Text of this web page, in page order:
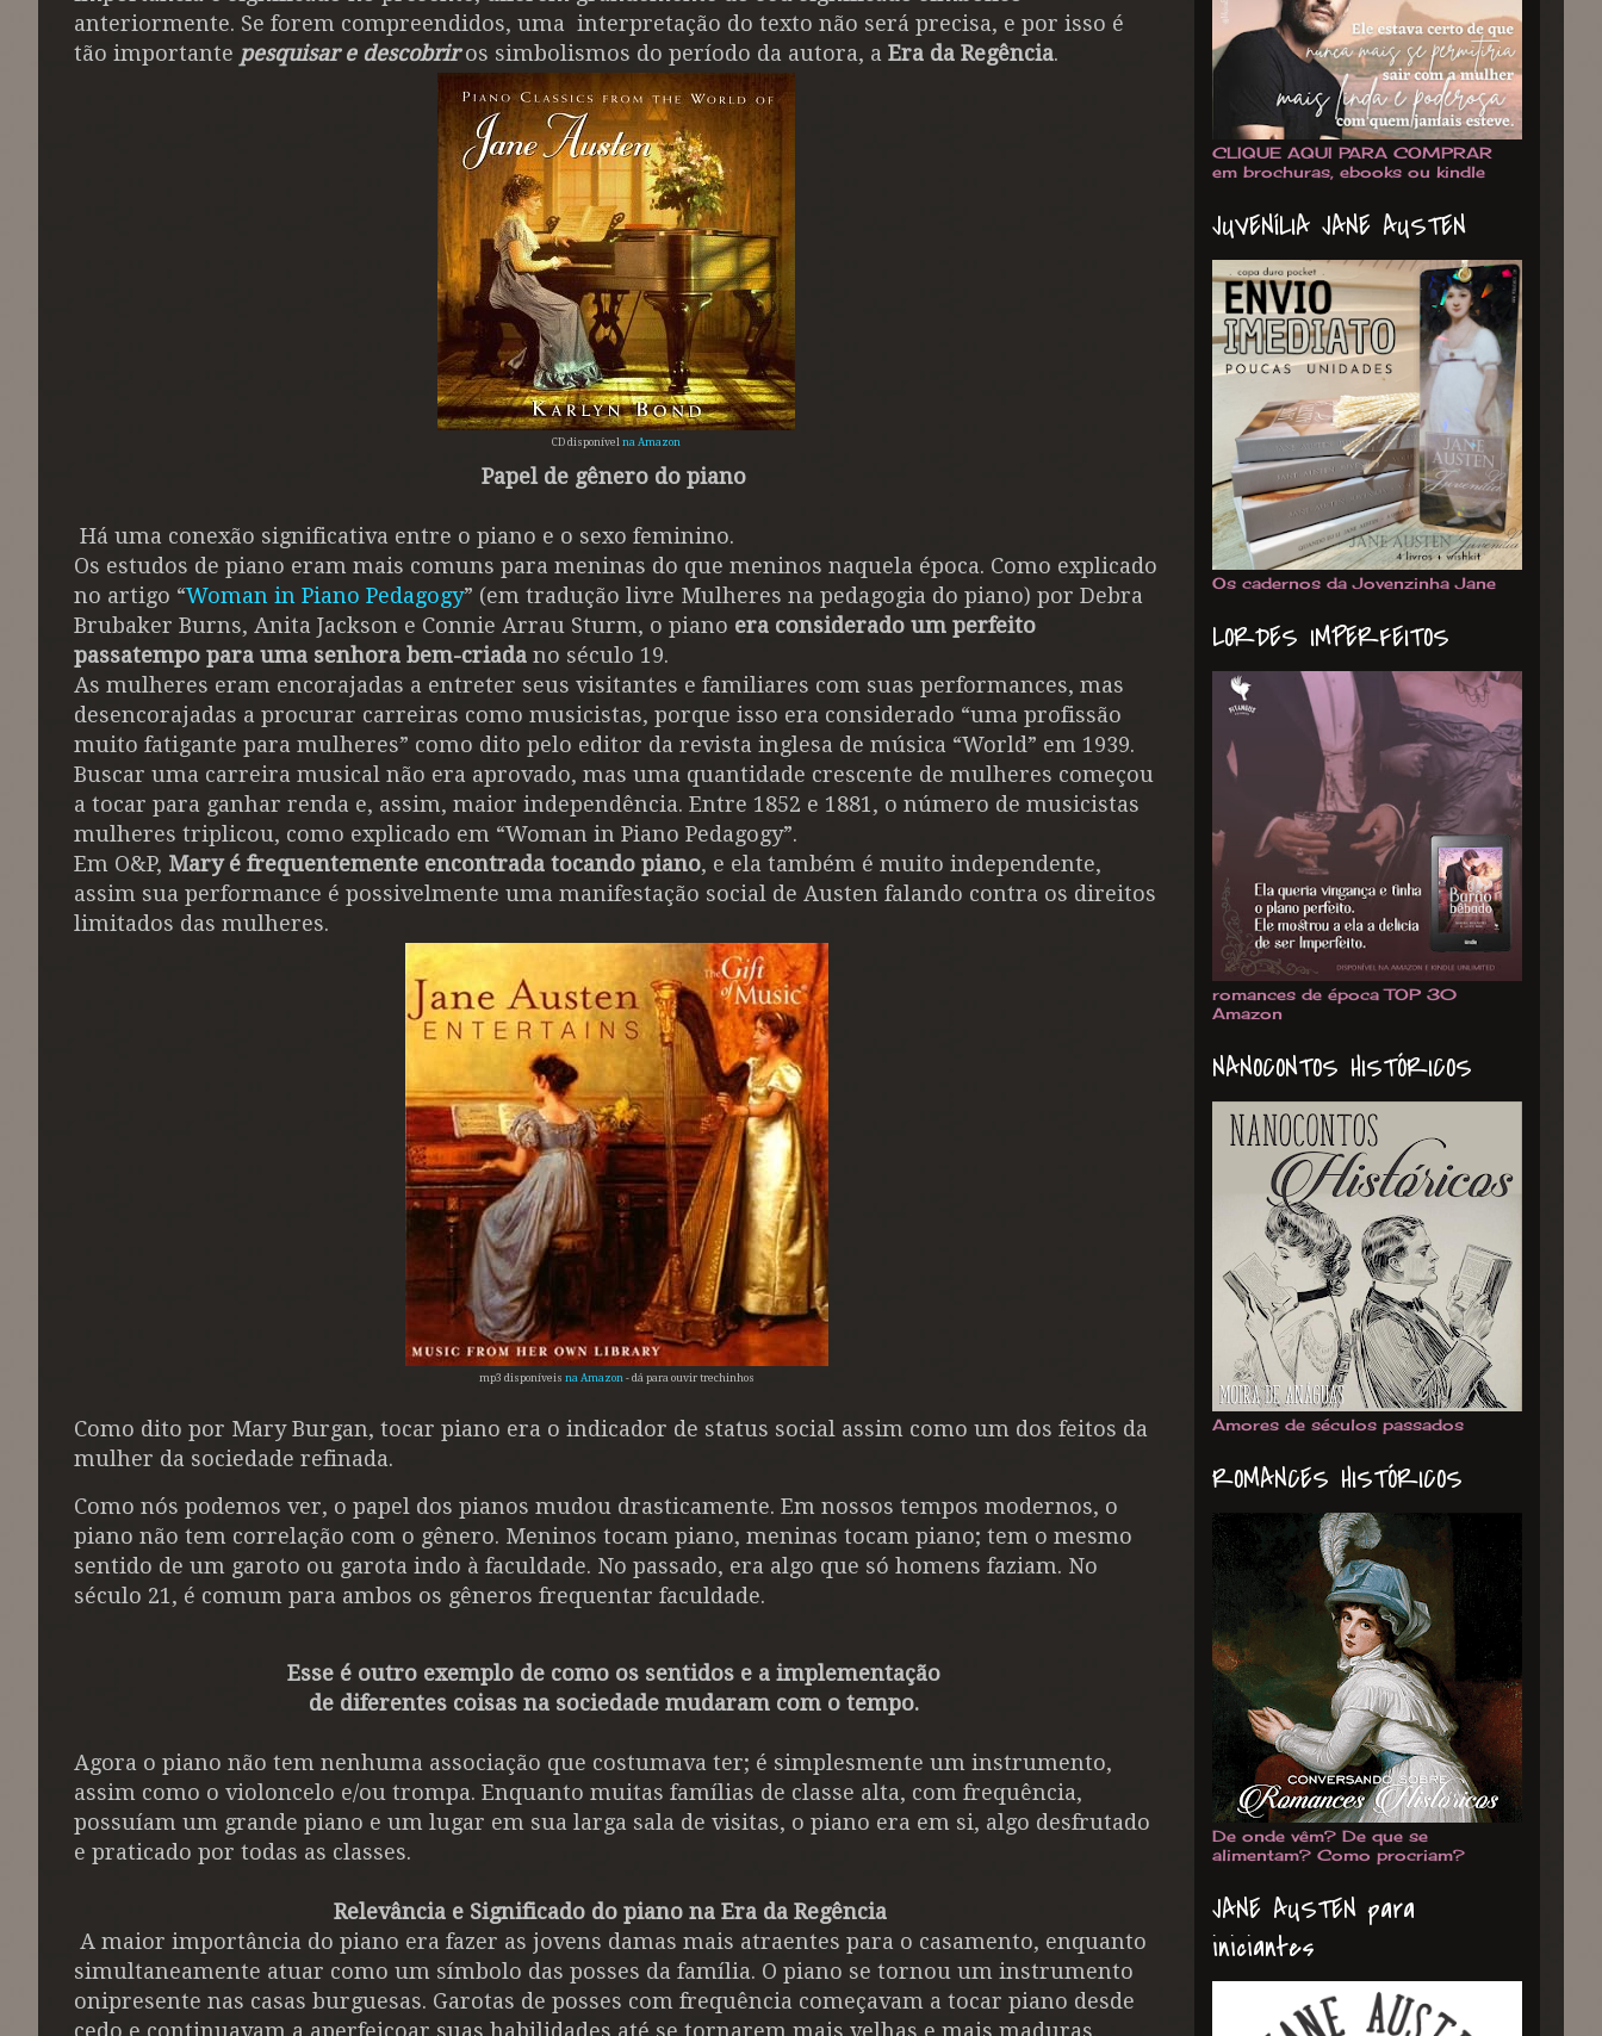
anteriormente. Se forem compreendidos, uma interpretação do texto não será precisa, e por isso é
tão importante pesquisar e descobriros simbolismos do período da autora, a Era da Regência.
CD disponível na Amazon
Papel de gênero do piano
Há uma conexão significativa entre o piano e o sexo feminino.
Os estudos de piano eram mais comuns para meninas do que meninos naquela época. Como explicado
no artigo “Woman in Piano Pedagogy” (em tradução livre Mulheres na pedagogia do piano) por Debra
Brubaker Burns, Anita Jackson e Connie Arrau Sturm, o piano era considerado um perfeito
passatempo para uma senhora bem-criada no século 19.
As mulheres eram encorajadas a entreter seus visitantes e familiares com suas performances, mas
desencorajadas a procurar carreiras como musicistas, porque isso era considerado “uma profissão
muito fatigante para mulheres” como dito pelo editor da revista inglesa de música “World” em 1939.
Buscar uma carreira musical não era aprovado, mas uma quantidade crescente de mulheres começou
a tocar para ganhar renda e, assim, maior independência. Entre 1852 e 1881, o número de musicistas
mulheres triplicou, como explicado em “Woman in Piano Pedagogy”.
Em O&P, Mary é frequentemente encontrada tocando piano, e ela também é muito independente,
assim sua performance é possivelmente uma manifestação social de Austen falando contra os direitos
limitados das mulheres.
mp3 disponíveis na Amazon - dá para ouvir trechinhos
Como dito por Mary Burgan, tocar piano era o indicador de status social assim como um dos feitos da
mulher da sociedade refinada.
Como nós podemos ver, o papel dos pianos mudou drasticamente. Em nossos tempos modernos, o
piano não tem correlação com o gênero. Meninos tocam piano, meninas tocam piano; tem o mesmo
sentido de um garoto ou garota indo à faculdade. No passado, era algo que só homens faziam. No
século 21, é comum para ambos os gêneros frequentar faculdade.
Esse é outro exemplo de como os sentidos e a implementação
de diferentes coisas na sociedade mudaram com o tempo.
Agora o piano não tem nenhuma associação que costumava ter; é simplesmente um instrumento,
assim como o violoncelo e/ou trompa. Enquanto muitas famílias de classe alta, com frequência,
possuíam um grande piano e um lugar em sua larga sala de visitas, o piano era em si, algo desfrutado
e praticado por todas as classes.
Relevância e Significado do piano na Era da Regência
A maior importância do piano era fazer as jovens damas mais atraentes para o casamento, enquanto
simultaneamente atuar como um símbolo das posses da família. O piano se tornou um instrumento
onipresente nas casas burguesas. Garotas de posses com frequência começavam a tocar piano desde
CLIQUE AQUI PARA COMPRAR
em brochuras, ebooks ou kindle
JUVENÍLIA JANE AUSTEN
Os cadernos da Jovenzinha Jane
LORDES IMPERFEITOS
romances de época TOP 30
Amazon
NANOCONTOS HISTÓRICOS
Amores de séculos passados
ROMANCES HISTÓRICOS
De onde vêm? De que se
alimentam? Como procriam?
JANE AUSTEN para
iniciantes